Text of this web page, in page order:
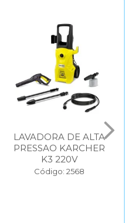
LAVADORA DE ALTA
PRESSAO KARCHER
K3 220V
Código: 2568